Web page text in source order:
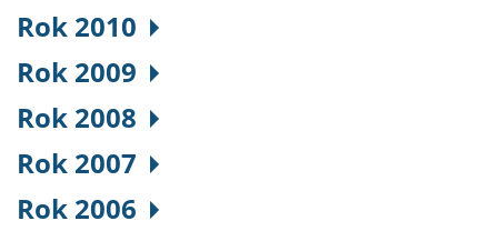
Rok 2010
Rok 2009
Rok 2008
Rok 2007
Rok 2006